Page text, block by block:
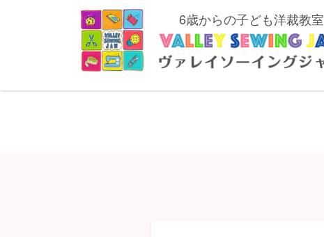
6歳からの子ども洋裁教室